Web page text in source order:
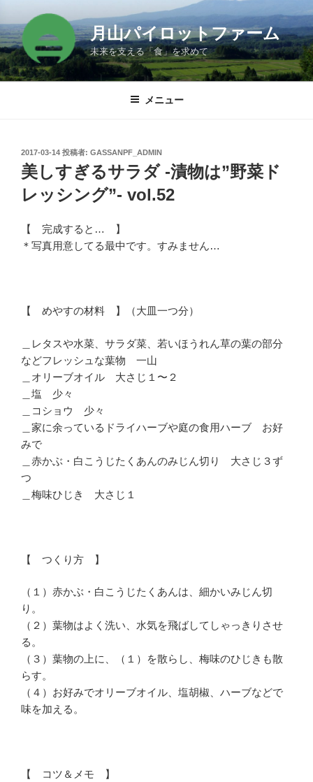
ン
テ
ン
ツ
月山パイロットファーム
未来を支える「食」を求めて
メニュー
投
稿
日:
2017-03-14 投稿者: GASSANPF_ADMIN
美しすぎるサラダ -漬物は”野菜ド
レッシング”- vol.52
【 完成すると… 】
＊写真用意してる最中です。すみません…
【 めやすの材料 】（大皿一つ分）
＿レタスや水菜、サラダ菜、若いほうれん草の葉の部分
などフレッシュな葉物 一山
＿オリーブオイル 大さじ１〜２
＿塩 少々
＿コショウ 少々
＿家に余っているドライハーブや庭の食用ハーブ お好
みで
＿赤かぶ・白こうじたくあんのみじん切り 大さじ３ず
つ
＿梅味ひじき 大さじ１
【 つくり方 】
（１）赤かぶ・白こうじたくあんは、細かいみじん切
り。
（２）葉物はよく洗い、水気を飛ばしてしゃっきりさせ
る。
（３）葉物の上に、（１）を散らし、梅味のひじきも散
らす。
（４）お好みでオリーブオイル、塩胡椒、ハーブなどで
味を加える。
【 コツ＆メモ 】